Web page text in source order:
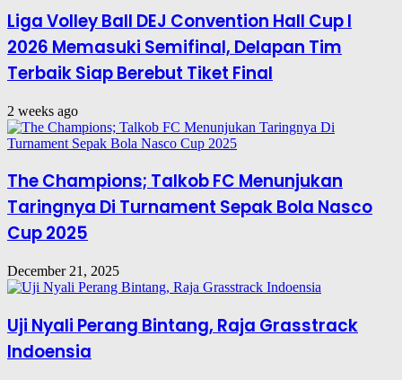
Liga Volley Ball DEJ Convention Hall Cup I
2026 Memasuki Semifinal, Delapan Tim
Terbaik Siap Berebut Tiket Final
2 weeks ago
The Champions; Talkob FC Menunjukan
Taringnya Di Turnament Sepak Bola Nasco
Cup 2025
December 21, 2025
Uji Nyali Perang Bintang, Raja Grasstrack
Indoensia